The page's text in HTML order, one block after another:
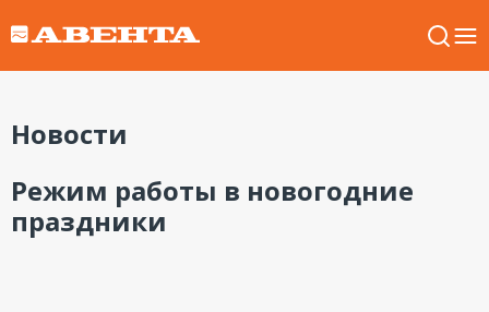
Новости
Режим работы в новогодние
праздники